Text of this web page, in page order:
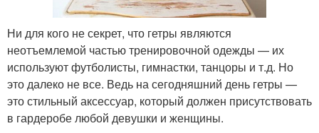
Ни для кого не секрет, что гетры являются
неотъемлемой частью тренировочной одежды — их
используют футболисты, гимнастки, танцоры и т.д. Но
это далеко не все. Ведь на сегодняшний день гетры —
это стильный аксессуар, который должен присутствовать
в гардеробе любой девушки и женщины.